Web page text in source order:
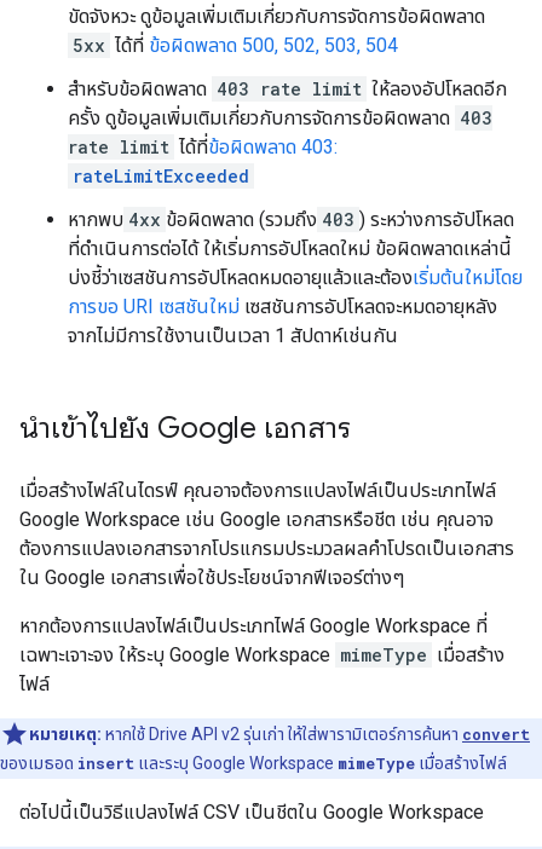
ขัดจังหวะ ดูข้อมูลเพิ่มเติมเกี่ยวกับการจัดการข้อผิดพลาด
5xx ได้ที่ ข้อผิดพลาด 500, 502, 503, 504
สำหรับข้อผิดพลาด 403 rate limit ให้ลองอัปโหลดอีก
ครั้ง ดูข้อมูลเพิ่มเติมเกี่ยวกับการจัดการข้อผิดพลาด 403
rate limit ได้ที่ข้อผิดพลาด 403:
rateLimitExceeded
หากพบ 4xx ข้อผิดพลาด (รวมถึง 403 ) ระหว่างการอัปโหลด
ที่ดำเนินการต่อได้ ให้เริ่มการอัปโหลดใหม่ ข้อผิดพลาดเหล่านี้
บ่งชี้ว่าเซสชันการอัปโหลดหมดอายุแล้วและต้องเริ่มต้นใหม่โดย
การขอ URI เซสชันใหม่ เซสชันการอัปโหลดจะหมดอายุหลัง
จากไม่มีการใช้งานเป็นเวลา 1 สัปดาห์เช่นกัน
นำเข้าไปยัง Google เอกสาร
เมื่อสร้างไฟล์ในไดรฟ์ คุณอาจต้องการแปลงไฟล์เป็นประเภทไฟล์
Google Workspace เช่น Google เอกสารหรือชีต เช่น คุณอาจ
ต้องการแปลงเอกสารจากโปรแกรมประมวลผลคำโปรดเป็นเอกสาร
ใน Google เอกสารเพื่อใช้ประโยชน์จากฟีเจอร์ต่างๆ
หากต้องการแปลงไฟล์เป็นประเภทไฟล์ Google Workspace ที่
เฉพาะเจาะจง ให้ระบุ Google Workspace mimeType เมื่อสร้าง
ไฟล์
หมายเหตุ: หากใช้ Drive API v2 รุ่นเก่า ให้ใส่พารามิเตอร์การค้นหา convert
ของเมธอด insert และระบุ Google Workspace mimeType เมื่อสร้างไฟล์
ต่อไปนี้เป็นวิธีแปลงไฟล์ CSV เป็นชีตใน Google Workspace